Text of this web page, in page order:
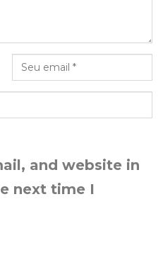
and website in
next time I